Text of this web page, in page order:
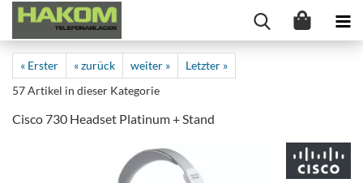
« Erster « zurück weiter »
Letzter »
57Artikel in dieser Kategorie
Cisco 730 Headset Platinum + Stand